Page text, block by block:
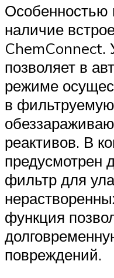
Особенностью
наличие
ChemConnect.
позволяет в
режиме
в
реактивов. В
предусмотрен
фильтр для
функция
повреждений.